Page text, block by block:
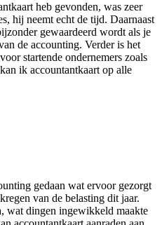
heb gevonden, was zeer
hij neemt echt de tijd. Daarnaast
gewaardeerd wordt als je
de accounting. Verder is het
startende ondernemers zoals
ik accountantkaart op alle
gedaan wat ervoor gezorgt
van de belasting dit jaar.
wat dingen ingewikkeld maakte